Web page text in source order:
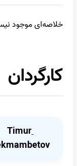
خلاصه‌ای موجود نیست.
کارگردان
Timur
Bekmambetov